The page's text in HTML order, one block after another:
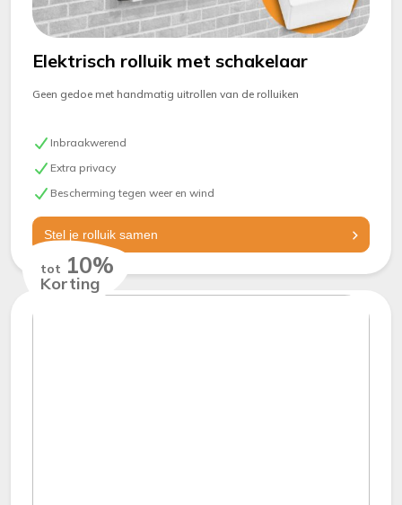
Elektrisch rolluik met schakelaar
Geen gedoe met handmatig uitrollen van de rolluiken
Inbraakwerend
Extra privacy
Bescherming tegen weer en wind
Stel je rolluik samen
tot 10%
Korting